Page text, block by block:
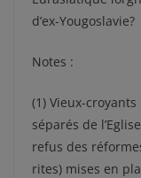
d’ex-Yougoslavie?
Notes :
(1) Vieux-
séparés de
refus des
rites) mises en